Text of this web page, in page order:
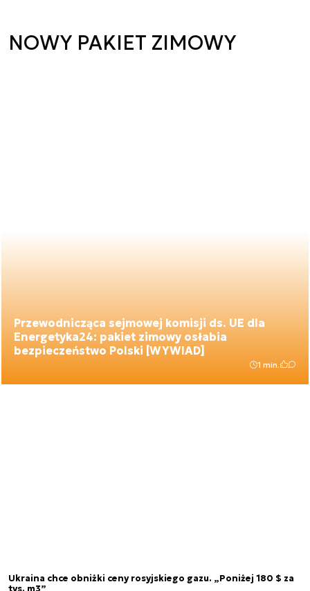
NOWY PAKIET ZIMOWY
Przewodnicząca sejmowej komisji ds. UE dla
Energetyka24: pakiet zimowy osłabia
bezpieczeństwo Polski [WYWIAD]
1 min.
Ukraina chce obniżki ceny rosyjskiego gazu. „Poniżej 180 $ za
tys. m3”